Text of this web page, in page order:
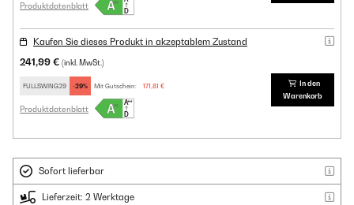
Produktdatenblatt
Kaufen Sie dieses Produkt in akzeptablem Zustand
241,99 € (inkl. MwSt.)
FULLSWING29 -29% Mit Gutschein: 171,81 €
Produktdatenblatt
In den
Warenkorb
Sofort lieferbar
Lieferzeit: 2 Werktage